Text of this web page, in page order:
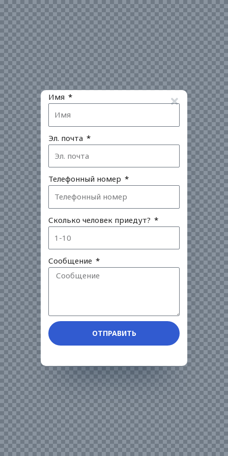
Имя
Эл. почта
Телефонный номер
Сколько человек приедут?
Сообщение
ОТПРАВИТЬ